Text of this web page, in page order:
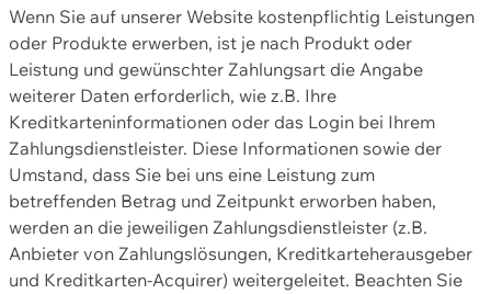
Wenn Sie auf unserer Website kostenpflichtig Leistungen
oder Produkte erwerben, ist je nach Produkt oder
Leistung und gewünschter Zahlungsart die Angabe
weiterer Daten erforderlich, wie z.B. Ihre
Kreditkarteninformationen oder das Login bei Ihrem
Zahlungsdienstleister. Diese Informationen sowie der
Umstand, dass Sie bei uns eine Leistung zum
betreffenden Betrag und Zeitpunkt erworben haben,
werden an die jeweiligen Zahlungsdienstleister (z.B.
Anbieter von Zahlungslösungen, Kreditkarteherausgeber
und Kreditkarten-Acquirer) weitergeleitet. Beachten Sie